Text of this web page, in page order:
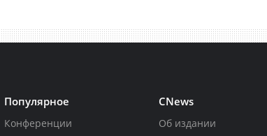
Популярное
Конференции
CNews
Об издании